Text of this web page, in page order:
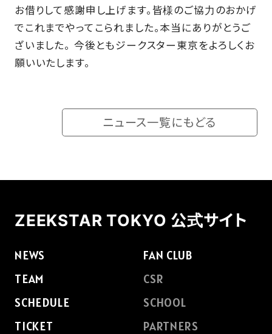
お借りして感謝申し上げます。皆様のご協力のおかげ
でこれまでやってこられました。本当にありがとうご
ざいました。 今後ともジークスター東京をよろしくお
願いいたします。
ニュース一覧にもどる
ZEEKSTAR TOKYO 公式サイト
NEWS
TEAM
SCHEDULE
TICKET
FAN CLUB
CSR
SCHOOL
PARTNERS